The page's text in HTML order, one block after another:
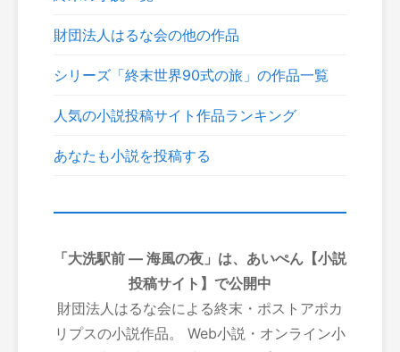
財団法人はるな会の他の作品
シリーズ「終末世界90式の旅」の作品一覧
人気の小説投稿サイト作品ランキング
あなたも小説を投稿する
「大洗駅前 ― 海風の夜」は、あいぺん【小説
投稿サイト】で公開中
財団法人はるな会による終末・ポストアポカ
リプスの小説作品。 Web小説・オンライン小